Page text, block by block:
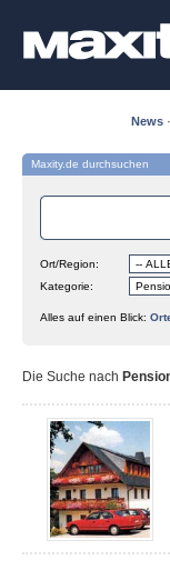
News ·
Maxity.de durchsuchen
Ort/Region:
Kategorie:
Alles auf einen Blick:
Die Suche nach